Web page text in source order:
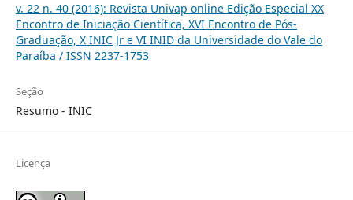
v. 22 n. 40 (2016): Revista Univap online Edição Especial XX
Encontro de Iniciação Científica, XVI Encontro de Pós-
Graduação, X INIC Jr e VI INID da Universidade do Vale do
Paraíba / ISSN 2237-1753
Seção
Resumo - INIC
Licença